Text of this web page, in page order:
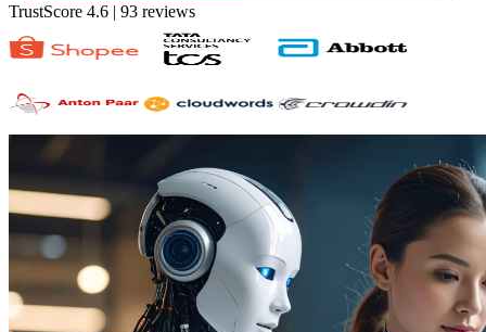
TrustScore 4.6 | 93 reviews